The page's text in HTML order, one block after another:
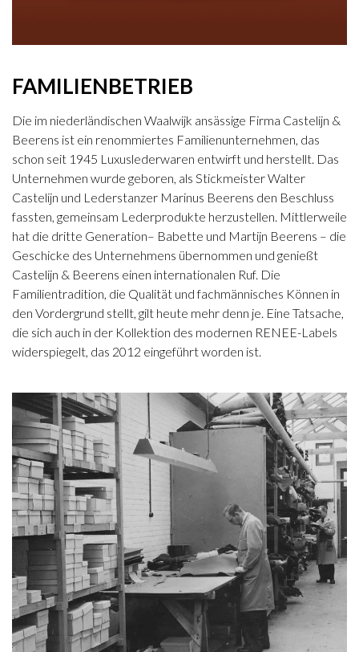
FAMILIENBETRIEB
Die im niederländischen Waalwijk ansässige Firma Castelijn &
Beerens ist ein renommiertes Familienunternehmen, das
schon seit 1945 Luxuslederwaren entwirft und herstellt. Das
Unternehmen wurde geboren, als Stickmeister Walter
Castelijn und Lederstanzer Marinus Beerens den Beschluss
fassten, gemeinsam Lederprodukte herzustellen. Mittlerweile
hat die dritte Generation– Babette und Martijn Beerens – die
Geschicke des Unternehmens übernommen und genießt
Castelijn & Beerens einen internationalen Ruf. Die
Familientradition, die Qualität und fachmännisches Können in
den Vordergrund stellt, gilt heute mehr denn je. Eine Tatsache,
die sich auch in der Kollektion des modernen RENEE-Labels
widerspiegelt, das 2012 eingeführt worden ist.